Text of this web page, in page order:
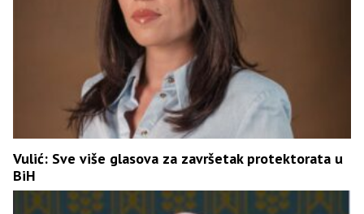
Vulić: Sve više glasova za završetak protektorata u
BiH